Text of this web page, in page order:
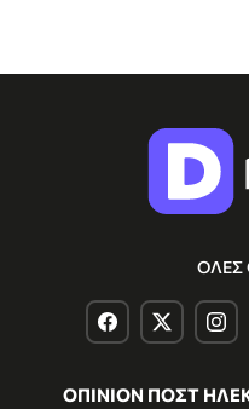
ΟΛΕΣ
ΟΠΙΝΙΟΝ ΠΟΣΤ